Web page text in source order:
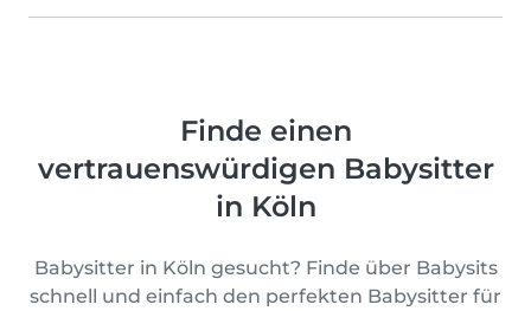
Finde einen
vertrauenswürdigen Babysitter
in Köln
Babysitter in Köln gesucht? Finde über Babysits
schnell und einfach den perfekten Babysitter für